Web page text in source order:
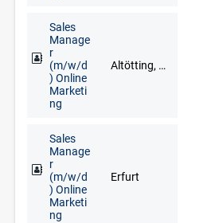
Sales
Manage
r
(m/w/d
) Online
Marketi
ng
Altötting, Bad Reichenhall, Berchtesgaden, Freilassing, Grassau, Inzell, Mühldorf am Inn, Prien am Chiemsee, Ruhpolding, Traunstein
Sales
Manage
r
(m/w/d
) Online
Marketi
ng
Erfurt